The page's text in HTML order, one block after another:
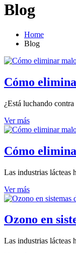
Blog
Home
Blog
Cómo
¿Está luchando
Ver más
Cómo
Las industrias lácteas
Ver más
Ozono en
Las industrias lácteas